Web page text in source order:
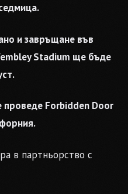
и завръщане във
Stadium ще бъде
проведе Forbidden Door
в партньорство с